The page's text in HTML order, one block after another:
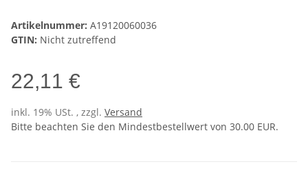
Artikelnummer: A19120060036
GTIN: Nicht zutreffend
22,11 €
inkl. 19% USt. , zzgl. Versand
Bitte beachten Sie den Mindestbestellwert von 30.00 EUR.